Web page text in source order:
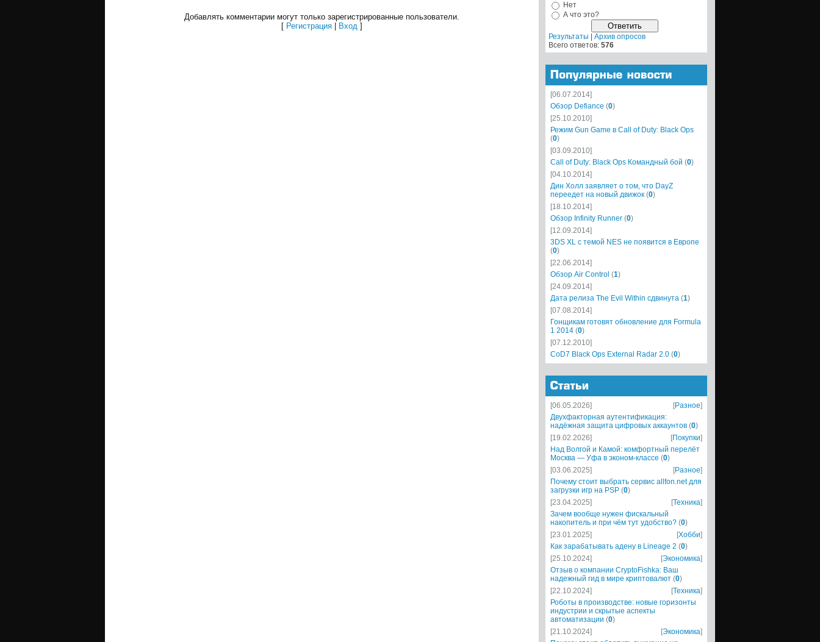
Добавлять комментарии могут только зарегистрированные пользователи.
[ Регистрация Вход ]
Нет
А что это?
Результаты
Архив опросов
Всего ответов: 576
[06.07.2014]
Обзор Defiance (0)
[25.10.2010]
Режим Gun Game в Call of Duty: Black Ops
(0)
[03.09.2010]
Call of Duty: Black Ops Командный бой (0)
[04.10.2014]
Дин Холл заявляет о том, что DayZ
переедет на новый движок (0)
[18.10.2014]
Обзор Infinity Runner (0)
[12.09.2014]
3DS XL с темой NES не появится в Европе
(0)
[22.06.2014]
Обзор Air Control (1)
[24.09.2014]
Дата релиза The Evil Within сдвинута (1)
[07.08.2014]
Гонщикам готовят обновление для Formula
1 2014 (0)
[07.12.2010]
CoD7 Black Ops External Radar 2.0 (0)
[06.05.2026] [Разное]
Двухфакторная аутентификация:
надёжная защита цифровых аккаунтов (0)
[19.02.2026]
[Покупки]
Над Волгой и Камой: комфортный перелёт
Москва — Уфа в эконом-классе (0)
[03.06.2025]
[Разное]
Почему стоит выбрать сервис allfon.net для
загрузки игр на PSP (0)
[23.04.2025]
[Техника]
Зачем вообще нужен фискальный
накопитель и при чём тут удобство? (0)
[23.01.2025]
[Хобби]
Как зарабатывать адену в Lineage 2 (0)
[25.10.2024]
[Экономика]
Отзыв о компании CryptoFishka: Ваш
надежный гид в мире криптовалют (0)
[22.10.2024]
[Техника]
Роботы в производстве: новые горизонты
индустрии и скрытые аспекты
автоматизации (0)
[21.10.2024]
[Экономика]